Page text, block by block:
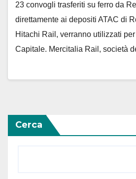
23 convogli trasferiti su ferro da
direttamente ai depositi ATAC di
Hitachi Rail, verranno utilizzati
Capitale. Mercitalia Rail, società
Cerca